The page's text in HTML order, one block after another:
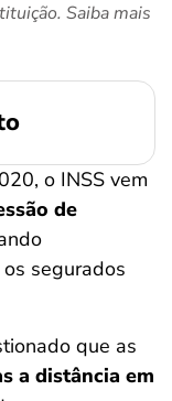
Saiba mais
o INSS vem
de
segurados
que as
a distância em